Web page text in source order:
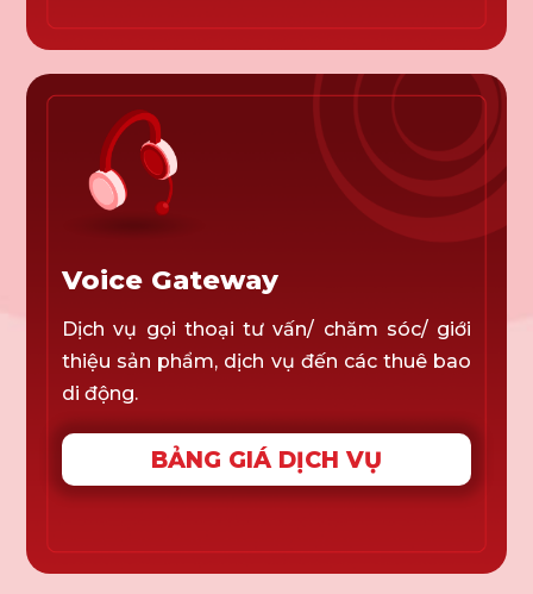
Voice Gateway
Dịch vụ gọi thoại tư vấn/ chăm sóc/ giới
thiệu sản phẩm, dịch vụ đến các thuê bao
di động.
BẢNG GIÁ DỊCH VỤ